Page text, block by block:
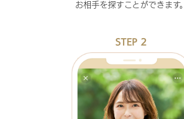
お相手を探すことができます。
STEP 2